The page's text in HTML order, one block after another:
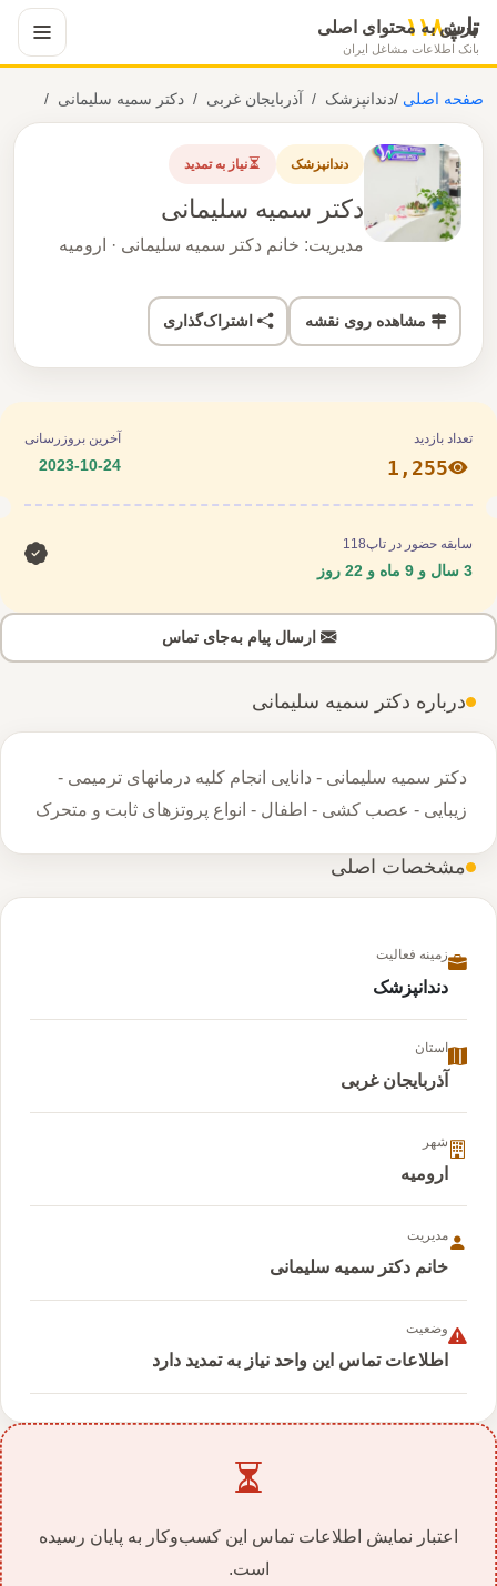
پرش به محتوای اصلی
تاپ۱۱۸
بانک اطلاعات مشاغل ایران
صفحه اصلی/ دندانپزشک آذربایجان غربی دکتر سمیه سلیمانی
دندانپزشک نیاز به تمدید
دکتر سمیه سلیمانی
مدیریت: خانم دکتر سمیه سلیمانی · ارومیه
مشاهده روی نقشه اشتراک‌گذاری
درباره دکتر سمیه سلیمانی
دکتر سمیه سلیمانی - دانایی انجام کلیه درمانهای ترمیمی -
زیبایی - عصب کشی - اطفال - انواع پروتزهای ثابت و متحرک
مشخصات اصلی
زمینه فعالیت
دندانپزشک
استان
آذربایجان غربی
شهر
ارومیه
مدیریت
خانم دکتر سمیه سلیمانی
وضعیت
اطلاعات تماس این واحد نیاز به تمدید دارد
اعتبار نمایش اطلاعات تماس این کسب‌وکار به پایان رسیده
است.
تعداد بازدید
1,255
آخرین بروزرسانی
2023-10-24
سابقه حضور در تاپ118
ارسال پیام به‌جای تماس